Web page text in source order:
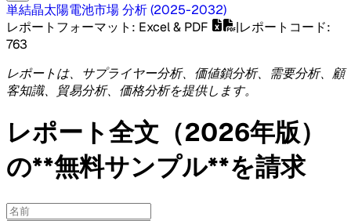
単結晶太陽電池市場分析(2025-2032)
レポートフォーマット : Excel & PDF |レポートコード:
763
レポートは、サプライヤー分析、価値鎖分析、需要分析、顧
客知識、貿易分析、価格分析を提供します。
レポート全文（2026年版）
の**無料サンプル**を請求